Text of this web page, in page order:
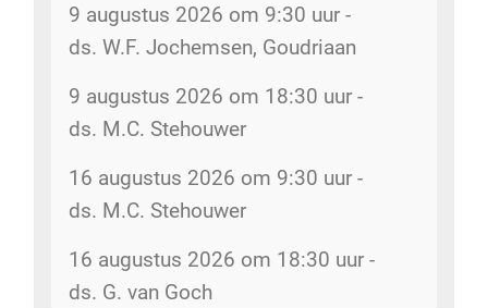
De kerk is open - 8 augustus 2026
kerk
Rommelmarkt - 12 augustus 2026
Dorpsstraat 207
Rommelmarkt - 14 augustus 2026
Dorpsstraat 207
Kopij kerkbode - 14 augustus 2026
5gemeenten@hervormdscherpenzeel.nl
Inventarisatie bijbelkringen - 29 juli
2026
Wijkindeling - 17 juli 2026
Belijdenis doen - 15 juli 2026
9 augustus 2026 om 9:30 uur -
ds. W.F. Jochemsen, Goudriaan
9 augustus 2026 om 18:30 uur -
ds. M.C. Stehouwer
16 augustus 2026 om 9:30 uur -
ds. M.C. Stehouwer
16 augustus 2026 om 18:30 uur -
ds. G. van Goch